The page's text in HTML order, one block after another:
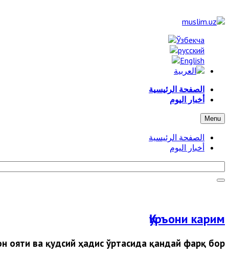
الصفحة الرئيسية
أخبار اليوم
Menu
الصفحة الرئيسية
أخبار اليوم
Қуръони карим
ояти ва қудсий ҳадис ўртасида қандай фарқ бор?